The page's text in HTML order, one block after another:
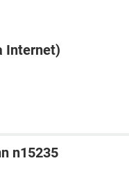
Internet)
n15235